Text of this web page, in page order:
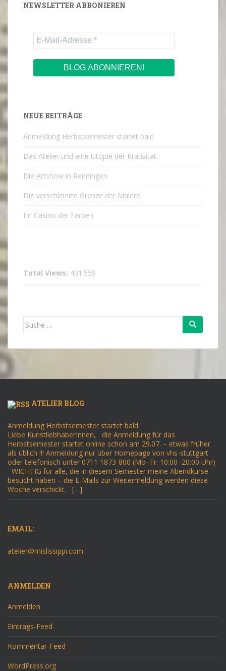
NEWSLETTER ABBONIEREN
NEUE BEITRÄGE
Anmeldung Herbstsemester startet bald
Das Atelier und eine Utopie der Krativität
Die Artshow in Renningen
Die verschleierte Grenze der Malerei
Im Casino der Farben
Total Views: 431.559
Suche
ATELIER BLOG
Anmeldung Herbstsemester startet bald
Liebe KunstliebhaberInnen, die Anmeldung für das
Herbstsemester startet online schon am 29.07. – etwas früher
als üblich !!! Anmeldung nur über Homepage von vhs-stuttgart
oder telefonisch unter 0711 1873-800 (Mo–Fr: 10:00–20:00 Uhr)
WICHTIG für alle, die in diesem Semester meine Abendkurse
besucht haben – die E-Mails zur Weitermeldung werden diese
Woche verschickt. […]
EMAIL:
atelier@mislissippi.com
ANMELDEN
Anmelden
Eintrags-Feed
Kommentar-Feed
WordPress.org